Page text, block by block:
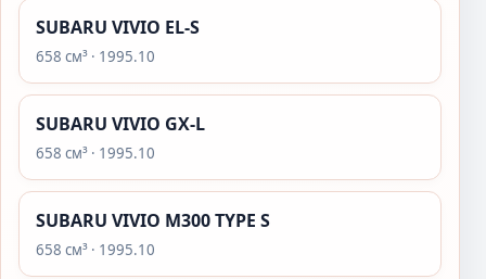
SUBARU VIVIO EL-S
658 см³ · 1995.10
SUBARU VIVIO GX-L
658 см³ · 1995.10
SUBARU VIVIO M300 TYPE S
658 см³ · 1995.10